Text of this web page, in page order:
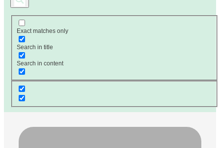
Exact matches only
Search in title
Search in content